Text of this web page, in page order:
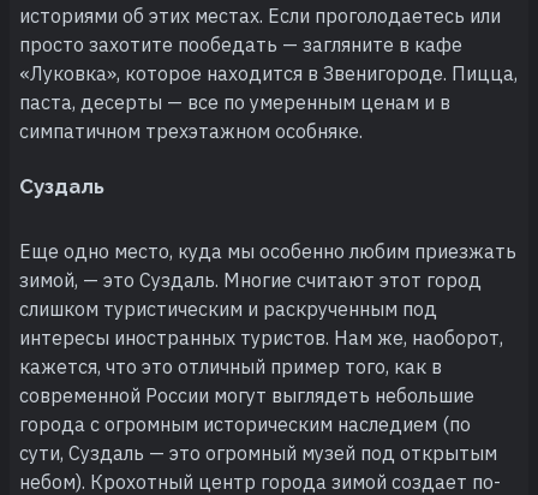
историями об этих местах. Если проголодаетесь или
просто захотите пообедать — загляните в кафе
«Луковка», которое находится в Звенигороде. Пицца,
паста, десерты — все по умеренным ценам и в
симпатичном трехэтажном особняке.
Суздаль
Еще одно место, куда мы особенно любим приезжать
зимой, — это Суздаль. Многие считают этот город
слишком туристическим и раскрученным под
интересы иностранных туристов. Нам же, наоборот,
кажется, что это отличный пример того, как в
современной России могут выглядеть небольшие
города с огромным историческим наследием (по
сути, Суздаль — это огромный музей под открытым
небом). Крохотный центр города зимой создает по-